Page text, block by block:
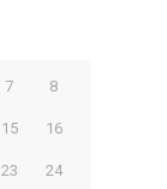
7 8
15 16
23 24